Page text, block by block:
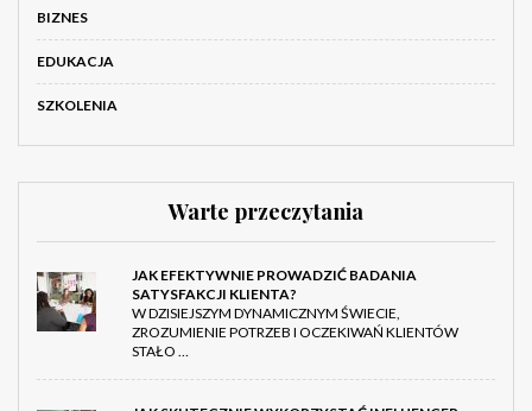
BIZNES
EDUKACJA
SZKOLENIA
Warte przeczytania
JAK EFEKTYWNIE PROWADZIĆ BADANIA
SATYSFAKCJI KLIENTA?
W DZISIEJSZYM DYNAMICZNYM ŚWIECIE,
ZROZUMIENIE POTRZEB I OCZEKIWAŃ KLIENTÓW
STAŁO …